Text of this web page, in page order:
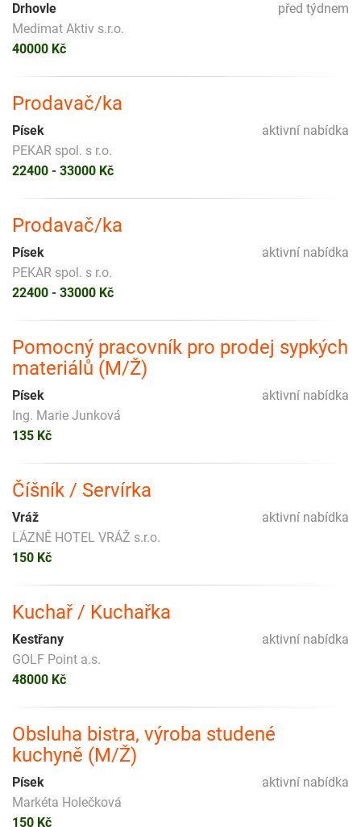
před týdnem
Drhovle
Medimat Aktiv s.r.o.
40000 Kč
Prodavač/ka
aktivní nabídka
Písek
PEKAR spol. s r.o.
22400 - 33000 Kč
Prodavač/ka
aktivní nabídka
Písek
PEKAR spol. s r.o.
22400 - 33000 Kč
Pomocný pracovník pro prodej sypkých
materiálů (M/Ž)
aktivní nabídka
Písek
Ing. Marie Junková
135 Kč
Číšník / Servírka
aktivní nabídka
Vráž
LÁZNĚ HOTEL VRÁŽ s.r.o.
150 Kč
Kuchař / Kuchařka
aktivní nabídka
Kestřany
GOLF Point a.s.
48000 Kč
Obsluha bistra, výroba studené
kuchyně (M/Ž)
aktivní nabídka
Písek
Markéta Holečková
150 Kč